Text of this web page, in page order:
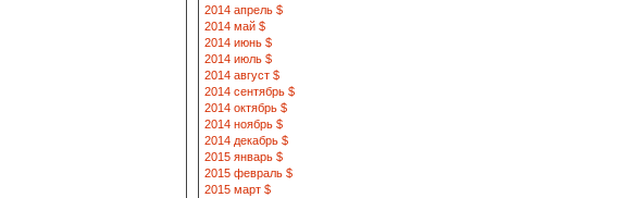
2014 апрель $
2014 май $
2014 июнь $
2014 июль $
2014 август $
2014 сентябрь $
2014 октябрь $
2014 ноябрь $
2014 декабрь $
2015 январь $
2015 февраль $
2015 март $